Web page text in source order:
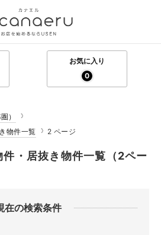
お気に入り
0
）
物件一覧
2 ページ
・居抜き物件一覧（2ペー
在の検索条件